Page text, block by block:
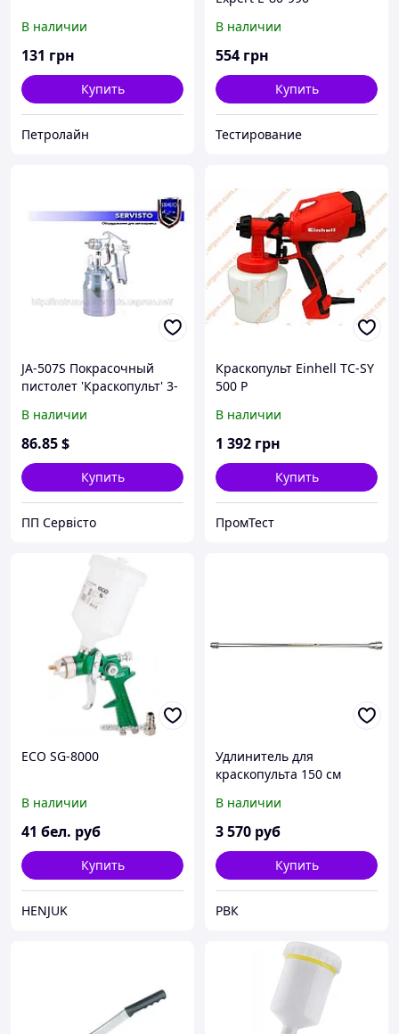
В наличии
131 грн
Купить
Петролайн
В наличии
554 грн
Купить
Тестирование
JA-507S Покрасочный
пистолет 'Краскопульт' 3-
работы, покрасочные
пистолеты
В наличии
86.85$
Купить
ПП Сервісто
Краскопульт Einhell TC-SY
500 P
В наличии
1 392 грн
Купить
ПромТест
ECO SG-8000
В наличии
41 бел. руб
Купить
HENJUK
Удлинитель для
краскопульта 150 см
В наличии
3 570 руб
Купить
РВК